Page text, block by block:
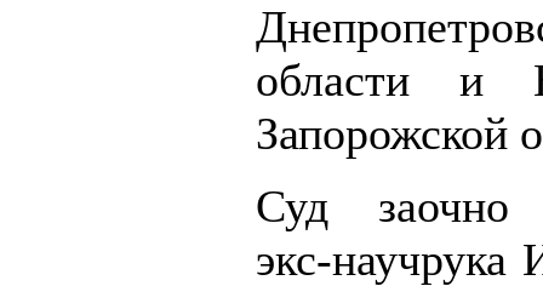
области и
Запорожской
Суд заочно
экс-